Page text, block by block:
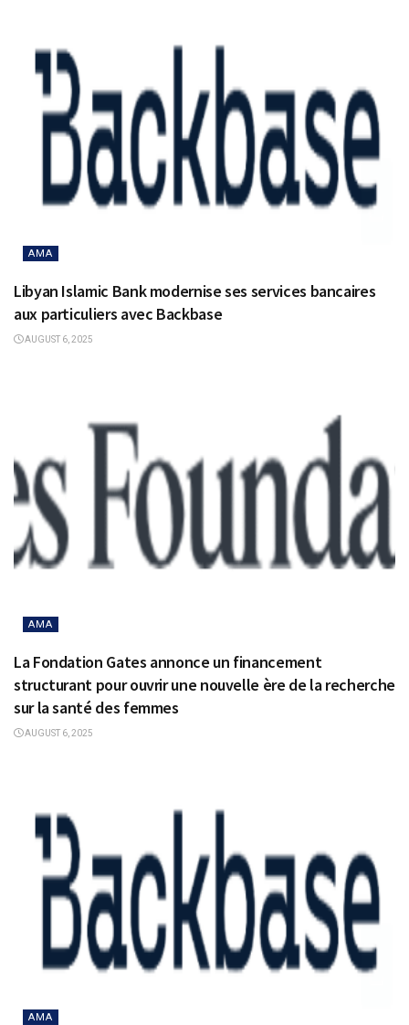
AMA
Libyan Islamic Bank modernise ses services bancaires
aux particuliers avec Backbase
AUGUST 6, 2025
AMA
La Fondation Gates annonce un financement
structurant pour ouvrir une nouvelle ère de la recherche
sur la santé des femmes
AUGUST 6, 2025
AMA